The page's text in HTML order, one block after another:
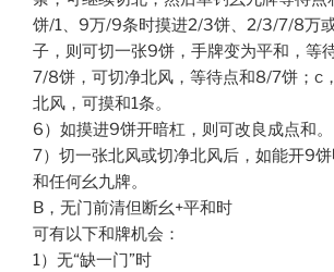
饼/1、9万/9条时摸进2/3饼、2/3/7/8万
子，则可切一张9饼，手牌变为平和，等
7/8饼，可切净北风，等待点和8/7饼；c
北风，可摸和1条。
6）如摸进9饼开暗杠，则可改良成点和。
7）切一张北风或切净北风后，如能开9
和任何幺九牌。
B，无门前清但断幺+平和时
可有以下和牌机会：
1）无“缺一门”时